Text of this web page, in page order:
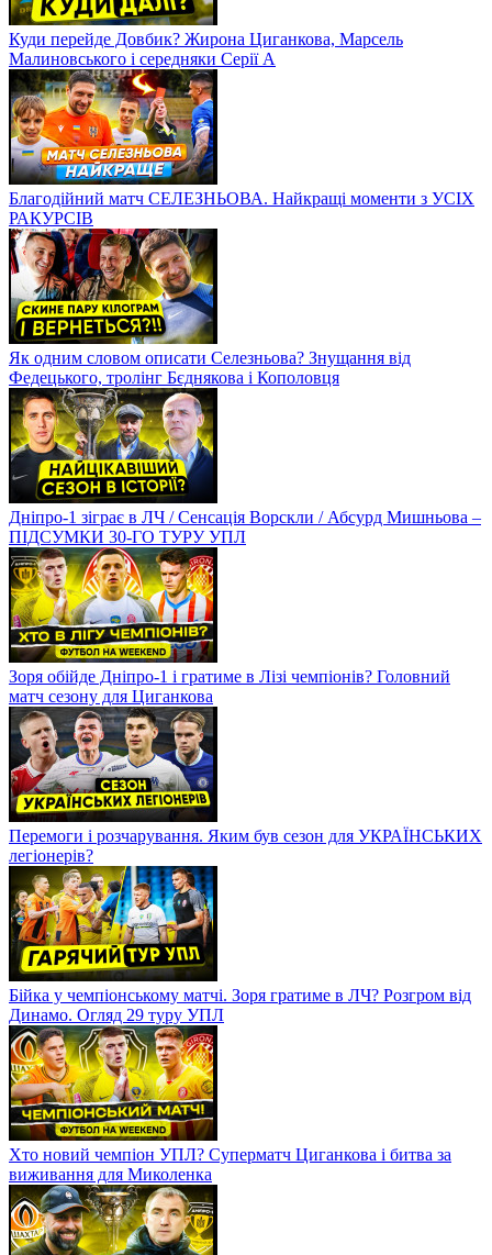
Куди перейде Довбик? Жирона Циганкова, Марсель
Малиновського і середняки Серії А
Благодійний матч СЕЛЕЗНЬОВА. Найкращі моменти з УСІХ
РАКУРСІВ
Як одним словом описати Селезньова? Знущання від
Федецького, тролінг Бєднякова і Кополовця
Дніпро-1 зіграє в ЛЧ / Сенсація Ворскли / Абсурд Мишньова –
ПІДСУМКИ 30-ГО ТУРУ УПЛ
Зоря обійде Дніпро-1 і гратиме в Лізі чемпіонів? Головний
матч сезону для Циганкова
Перемоги і розчарування. Яким був сезон для УКРАЇНСЬКИХ
легіонерів?
Бійка у чемпіонському матчі. Зоря гратиме в ЛЧ? Розгром від
Динамо. Огляд 29 туру УПЛ
Хто новий чемпіон УПЛ? Суперматч Циганкова і битва за
виживання для Миколенка